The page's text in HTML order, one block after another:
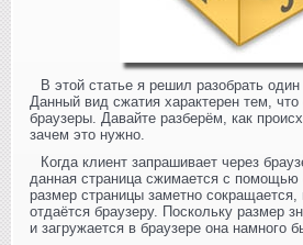
В этой статье я решил разобрать
Данный вид сжатия характерен тем,
браузеры. Давайте разберём, как
зачем это нужно.
Когда клиент запрашивает через
данная страница сжимается с помощью
размер страницы заметно сокращается,
отдаётся браузеру. Поскольку размер
и загружается в браузере она намного